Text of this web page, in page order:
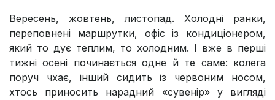
Вересень, жовтень, листопад. Холодні ранки,
переповнені маршрутки, офіс із кондиціонером,
який то дує теплим, то холодним. І вже в перші
тижні осені починається одне й те саме: колега
поруч чхає, інший сидить із червоним носом,
хтось приносить нарадний «сувенір» у вигляді